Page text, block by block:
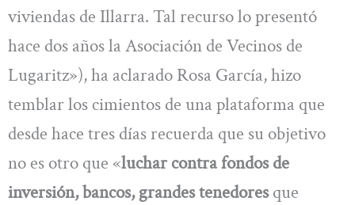
viviendas de Illarra. Tal recurso lo presentó
hace dos años la Asociación de Vecinos de
Lugaritz»), ha aclarado Rosa García, hizo
temblar los cimientos de una plataforma que
desde hace tres días recuerda que su objetivo
no es otro que «luchar contra fondos de
inversión, bancos, grandes tenedoresque